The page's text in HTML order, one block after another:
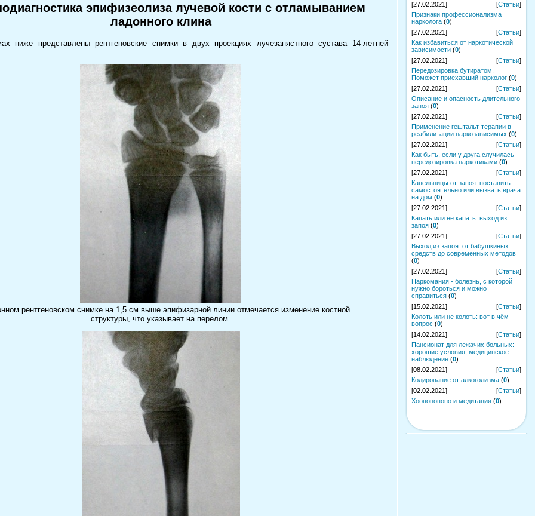
эпифизеолиза лучевой кости с отламыванием
ладонного клина
ниже представлены рентгеновские снимки в двух проекциях лучезапястного сустава 14-летней
рентгеновском снимке на 1,5 см выше эпифизарной линии отмечается изменение костной
структуры, что указывает на перелом.
[27.02.2021]
[Статьи]
Признаки профессионализма
нарколога (0)
[27.02.2021]
[Статьи]
Как избавиться от наркотической
зависимости (0)
[27.02.2021]
[Статьи]
Передозировка бутиратом.
Поможет приехавший нарколог (0)
[27.02.2021]
[Статьи]
Описание и опасность длительного
запоя (0)
[27.02.2021]
[Статьи]
Применение гештальт-терапии в
реабилитации наркозависимых (0)
[27.02.2021]
[Статьи]
Как быть, если у друга случилась
передозировка наркотиками (0)
[27.02.2021]
[Статьи]
Капельницы от запоя: поставить
самостоятельно или вызвать врача
на дом (0)
[27.02.2021]
[Статьи]
Капать или не капать: выход из
запоя (0)
[27.02.2021]
[Статьи]
Выход из запоя: от бабушкиных
средств до современных методов
(0)
[27.02.2021]
[Статьи]
Наркомания - болезнь, с которой
нужно бороться и можно
справиться (0)
[15.02.2021]
[Статьи]
Колоть или не колоть: вот в чём
вопрос (0)
[14.02.2021]
[Статьи]
Пансионат для лежачих больных:
хорошие условия, медицинское
наблюдение (0)
[08.02.2021]
[Статьи]
Кодирование от алкоголизма (0)
[02.02.2021]
[Статьи]
Хоопонопоно и медитация (0)